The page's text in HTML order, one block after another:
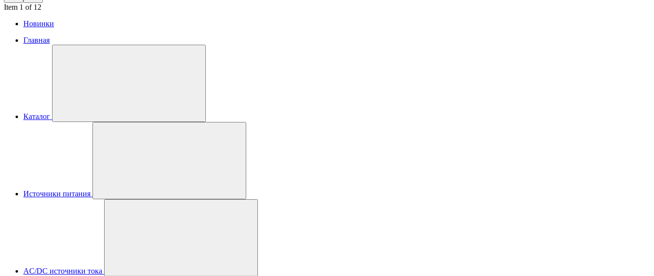
Item 1 of 12
Новинки
Главная
Каталог
Источники питания
AC/DC источники тока